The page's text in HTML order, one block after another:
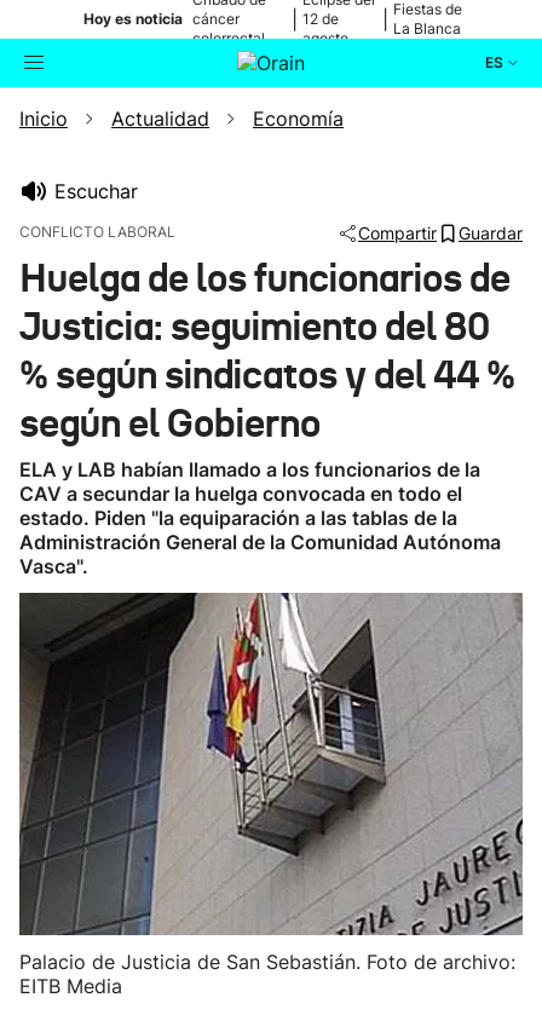
Hoy es noticia cáncer
colorrectal
12 de
agosto
Fiestas de
La Blanca
ES
Buscador Actualidad
Ikusmiran
Eguraldia
Inicio Actualidad Economía
Escuchar
CONFLICTO LABORAL Compartir Guardar
Huelga de los funcionarios de
Justicia: seguimiento del 80
% según sindicatos y del 44 %
según el Gobierno
ELA y LAB habían llamado a los funcionarios de la
CAV a secundar la huelga convocada en todo el
estado. Piden "la equiparación a las tablas de la
Administración General de la Comunidad Autónoma
Vasca".
Palacio de Justicia de San Sebastián. Foto de archivo:
EITB Media